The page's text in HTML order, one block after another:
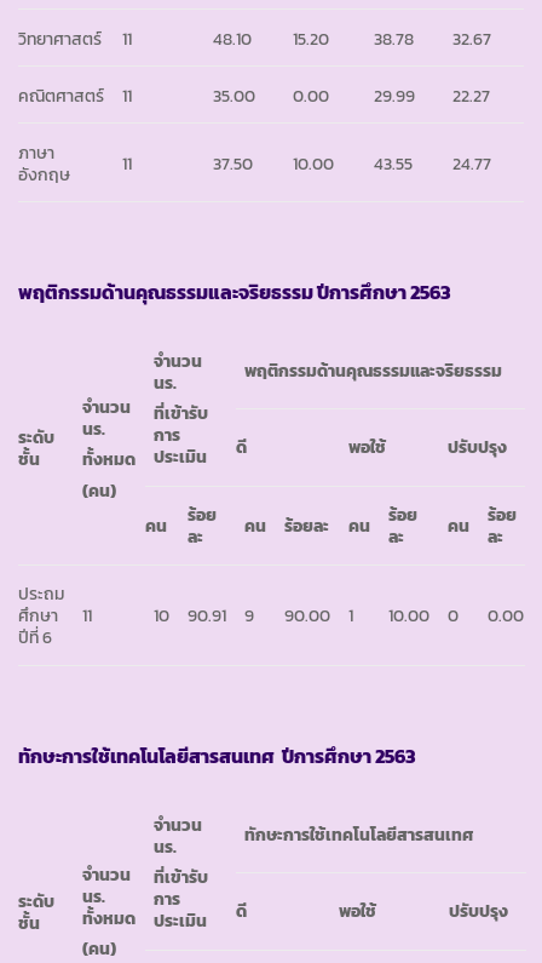
วิทยาศาสตร์ 11 48.10 15.20 38.78 32.67
คณิตศาสตร์ 11 35.00 0.00 29.99 22.27
ภาษา
อังกฤษ
11 37.50 10.00 43.55 24.77
พฤติกรรมด้านคุณธรรมและจริยธรรม ปีการศึกษา 2563
ระดับ
ชั้น
จำนวน
นร.
ทั้งหมด
(คน)
จำนวน
นร.
ที่เข้ารับ
การ
ประเมิน
พฤติกรรมด้านคุณธรรมและจริยธรรม
ดี พอใช้ ปรับปรุง
คน
ร้อย
ละ
คน ร้อยละ คน
ร้อย
ละ
คน
ร้อย
ละ
ประถม
ศึกษา
ปีที่ 6
11 10 90.91 9 90.00 1 10.00 0 0.00
ทักษะการใช้เทคโนโลยีสารสนเทศ ปีการศึกษา 2563
ระดับ
ชั้น
จำนวน
นร.
ทั้งหมด
(คน)
จำนวน
นร.
ที่เข้ารับ
การ
ประเมิน
ทักษะการใช้เทคโนโลยีสารสนเทศ
ดี พอใช้ ปรับปรุง